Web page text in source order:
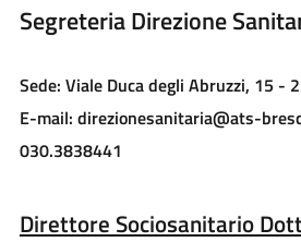
Segreteria Direzione
Sede: Viale Duca degli Abruzzi, 15 -
E-mail: direzionesanitaria@ats-
030.3838441
Direttore Sociosanitario